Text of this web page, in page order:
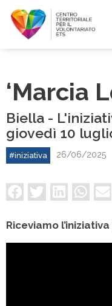
‘Marcia
Biella -
giovedì 10
#iniziativa 26/06/2025
Riceviamo